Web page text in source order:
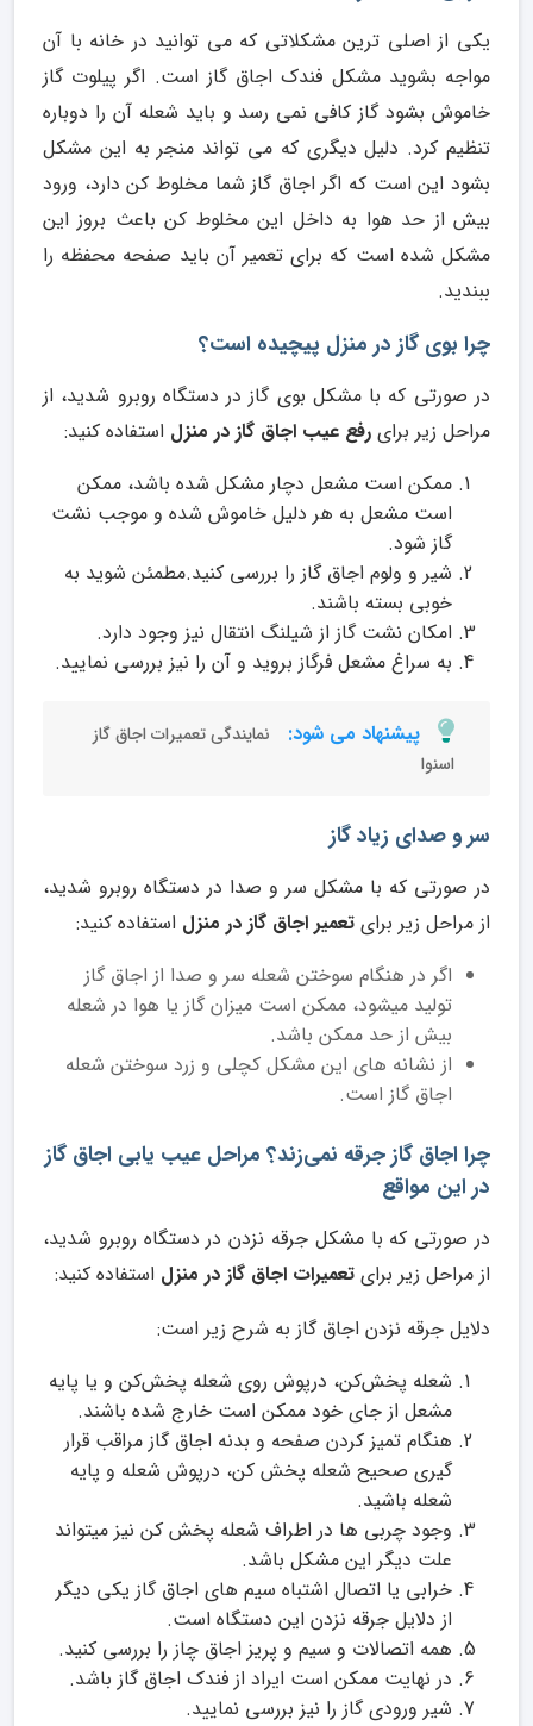
یکی از اصلی ترین مشکلاتی که می توانید در خانه با آن
مواجه بشوید مشکل فندک اجاق گاز است. اگر پیلوت گاز
خاموش بشود گاز کافی نمی رسد و باید شعله آن را دوباره
تنظیم کرد. دلیل دیگری که می تواند منجر به این مشکل
بشود این است که اگر اجاق گاز شما مخلوط کن دارد، ورود
بیش از حد هوا به داخل این مخلوط کن باعث بروز این
مشکل شده است که برای تعمیر آن باید صفحه محفظه را
ببندید.
چرا بوی گاز در منزل پیچیده است؟
در صورتی که با مشکل بوی گاز در دستگاه روبرو شدید، از
مراحل زیر برای رفع عیب اجاق گاز در منزل استفاده کنید:
ممکن است مشعل دچار مشکل شده باشد، ممکن
است مشعل به هر دلیل خاموش شده و موجب نشت
گاز شود.
شیر و ولوم اجاق گاز را بررسی کنید.مطمئن شوید به
خوبی بسته باشند.
امکان نشت گاز از شیلنگ انتقال نیز وجود دارد.
به سراغ مشعل فرگاز بروید و آن را نیز بررسی نمایید.
پیشنهاد می شود:
نمایندگی تعمیرات اجاق گاز
اسنوا
سر و صدای زیاد گاز
در صورتی که با مشکل سر و صدا در دستگاه روبرو شدید،
از مراحل زیر برای تعمیر اجاق گاز در منزل استفاده کنید:
اگر در هنگام سوختن شعله سر و صدا از اجاق گاز
تولید میشود، ممکن است میزان گاز یا هوا در شعله
بیش از حد ممکن باشد.
از نشانه های این مشکل کچلی و زرد سوختن شعله
اجاق گاز است.
چرا اجاق گاز جرقه نمی‌زند؟ مراحل عیب یابی اجاق گاز
در این مواقع
در صورتی که با مشکل جرقه نزدن در دستگاه روبرو شدید،
از مراحل زیر برای تعمیرات اجاق گاز در منزل استفاده کنید:
دلایل جرقه نزدن اجاق گاز به شرح زیر است:
شعله پخش‌کن، درپوش روی شعله پخش‌کن و یا پایه
مشعل از جای خود ممکن است خارج شده باشند.
هنگام تمیز کردن صفحه و بدنه اجاق گاز مراقب قرار
گیری صحیح شعله پخش کن، درپوش شعله و پایه
شعله باشید.
وجود چربی ها در اطراف شعله پخش کن نیز میتواند
علت دیگر این مشکل باشد.
خرابی یا اتصال اشتباه سیم های اجاق گاز یکی دیگر
از دلایل جرقه نزدن این دستگاه است.
همه اتصالات و سیم و پریز اجاق چاز را بررسی کنید.
در نهایت ممکن است ایراد از فندک اجاق گاز باشد.
شیر ورودی گاز را نیز بررسی نمایید.